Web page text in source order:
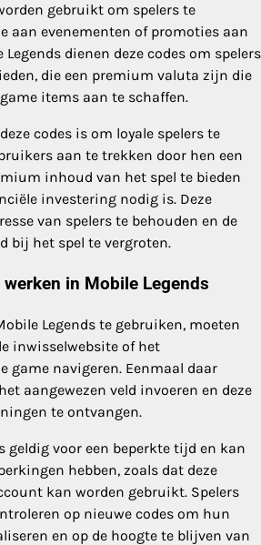
gebruikt om spelers te
aan evenementen of promoties aan
dienen deze codes om spelers
die een premium valuta zijn die
items aan te schaffen.
codes is om loyale spelers te
aan te trekken door hen een
inhoud van het spel te bieden
investering nodig is. Deze
van spelers te behouden en de
bij het spel te vergroten.
in Mobile Legends
Legends te gebruiken, moeten
inwisselwebsite of het
game navigeren. Eenmaal daar
aangewezen veld invoeren en deze
te ontvangen.
geldig voor een beperkte tijd en kan
hebben, zoals dat deze
kan worden gebruikt. Spelers
op nieuwe codes om hun
en op de hoogte te blijven van